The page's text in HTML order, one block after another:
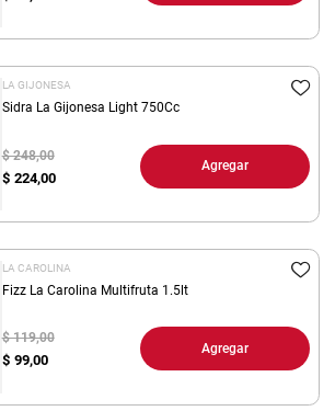
LA GIJONESA
Sidra La Gijonesa Light 750Cc
$ 224,00
$ 248,00
Agregar
LA CAROLINA
Fizz La Carolina Multifruta 1.5lt
$ 99,00
$ 119,00
Agregar